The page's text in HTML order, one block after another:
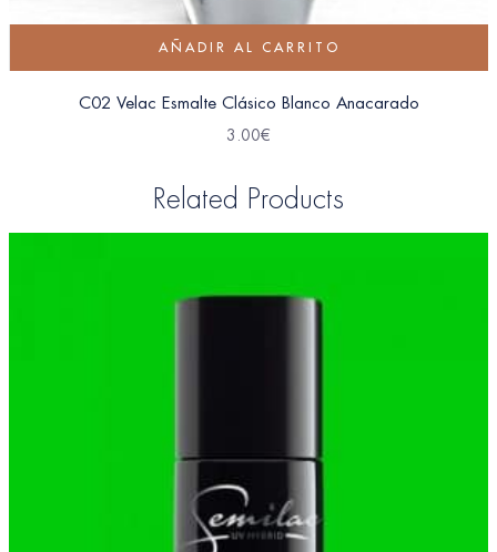
AÑADIR AL CARRITO
C02 Velac Esmalte Clásico Blanco Anacarado
3.00€
Related Products